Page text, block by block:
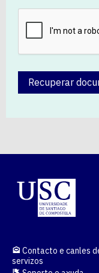
Recuperar
Contacto e canles
servizos